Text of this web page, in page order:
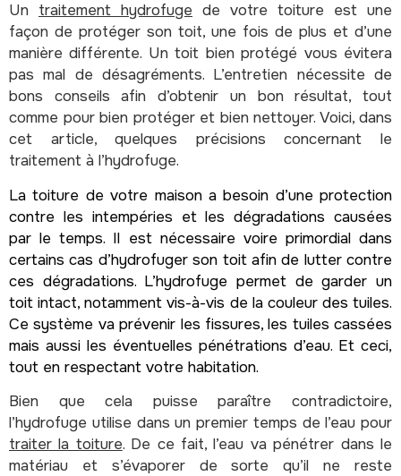
Un traitement hydrofuge de votre toiture est une
façon de protéger son toit, une fois de plus et d’une
manière différente. Un toit bien protégé vous évitera
pas mal de désagréments. L’entretien nécessite de
bons conseils afin d’obtenir un bon résultat, tout
comme pour bien protéger et bien nettoyer. Voici, dans
cet article, quelques précisions concernant le
traitement à l’hydrofuge.
La toiture de votre maison a besoin d’une protection
contre les intempéries et les dégradations causées
par le temps. Il est nécessaire voire primordial dans
certains cas d’hydrofuger son toit afin de lutter contre
ces dégradations. L’hydrofuge permet de garder un
toit intact, notamment vis-à-vis de la couleur des tuiles.
Ce système va prévenir les fissures, les tuiles cassées
mais aussi les éventuelles pénétrations d’eau. Et ceci,
tout en respectant votre habitation.
Bien que cela puisse paraître contradictoire,
l’hydrofuge utilise dans un premier temps de l’eau pour
traiter la toiture. De ce fait, l’eau va pénétrer dans le
matériau et s’évaporer de sorte qu’il ne reste